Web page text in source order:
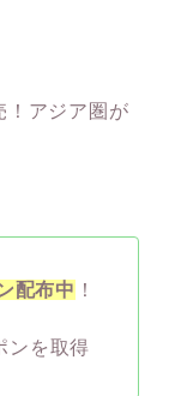
！アジア圏が
配布中 ！
ンを取得